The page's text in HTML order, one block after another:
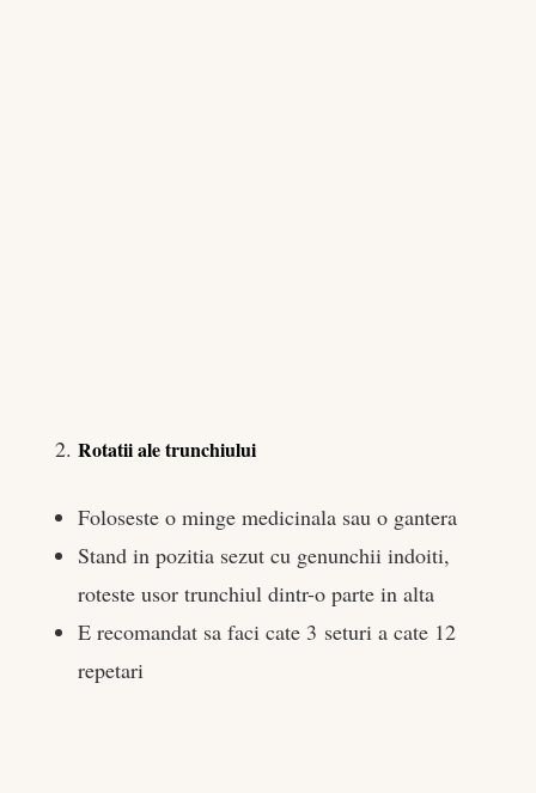
Rotatii ale trunchiului
Foloseste o minge medicinala sau o gantera
Stand in pozitia sezut cu genunchii indoiti,
roteste usor trunchiul dintr-o parte in alta
E recomandat sa faci cate 3 seturi a cate 12
repetari